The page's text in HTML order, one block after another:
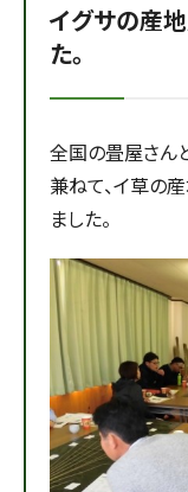
イグサの産
た。
全国の畳屋さん
兼ねて、イ草の
ました。